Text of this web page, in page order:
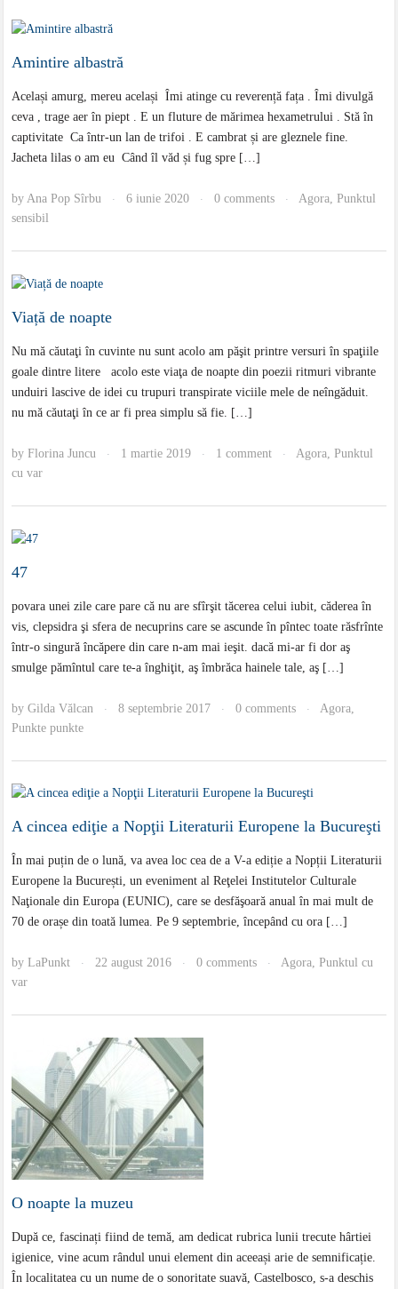
Amintire albastră
Același amurg, mereu același Îmi atinge cu reverență fața . Îmi divulgă
ceva , trage aer în piept . E un fluture de mărimea hexametrului . Stă în
captivitate Ca într-un lan de trifoi . E cambrat și are gleznele fine.
Jacheta lilas o am eu Când îl văd și fug spre […]
byAna Pop Sîrbu · 6 iunie 2020 · 0 comments · Agora,Punktul
sensibil
Viață de noapte
Nu mă căutaţi în cuvinte nu sunt acolo am păşit printre versuri în spaţiile
goale dintre litere acolo este viaţa de noapte din poezii ritmuri vibrante
unduiri lascive de idei cu trupuri transpirate viciile mele de neîngăduit.
nu mă căutaţi în ce ar fi prea simplu să fie. […]
byFlorina Juncu · 1 martie 2019 · 1 comment · Agora ,Punktul
cu var
47
povara unei zile care pare că nu are sfîrşit tăcerea celui iubit, căderea în
vis, clepsidra şi sfera de necuprins care se ascunde în pîntec toate răsfrînte
într-o singură încăpere din care n-am mai ieşit. dacă mi-ar fi dor aş
smulge pămîntul care te-a înghiţit, aş îmbrăca hainele tale, aş […]
byGilda Vălcan · 8 septembrie 2017 · 0 comments · Agora
Punkte punkte
A cincea ediţie a Nopţii Literaturii Europene la Bucureşti
În mai puțin de o lună, va avea loc cea de a V-a ediție a Nopții Literaturii
Europene la București, un eveniment al Reţelei Institutelor Culturale
Naţionale din Europa (EUNIC), care se desfăşoară anual în mai mult de
70 de orașe din toată lumea. Pe 9 septembrie, începând cu ora […]
byLaPunkt · 22 august 2016 · 0 comments · Agora,Punktul cu
var
O noapte la muzeu
După ce, fascinați fiind de temă, am dedicat rubrica lunii trecute hârtiei
igienice, vine acum rândul unui element din aceeași arie de semnificație.
În localitatea cu un nume de o sonoritate suavă, Castelbosco, s-a deschis